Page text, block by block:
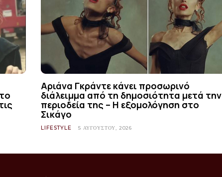
Αριάνα Γκράντε κάνει προσωρινό
διάλειμμα από τη δημοσιότητα μετά την
περιοδεία της – Η εξομολόγηση στο
Σικάγο
LIFESTYLE 5 ΑΥΓΟΎΣΤΟΥ, 2026